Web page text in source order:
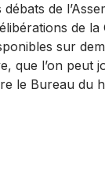
de
de
sur
que l’on peut
le Bureau du